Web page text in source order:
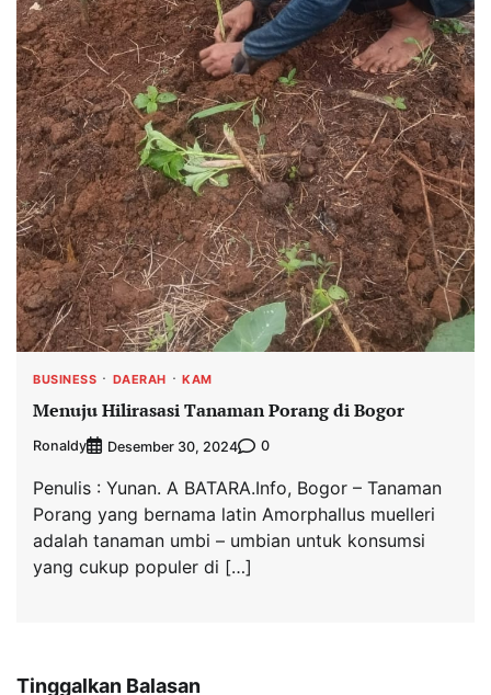
BUSINESS DAERAH KAM
Menuju Hilirasasi Tanaman Porang di Bogor
Ronaldy Desember 30, 2024 0
Penulis : Yunan. A BATARA.Info, Bogor – Tanaman
Porang yang bernama latin Amorphallus muelleri
adalah tanaman umbi – umbian untuk konsumsi
yang cukup populer di […]
Tinggalkan Balasan